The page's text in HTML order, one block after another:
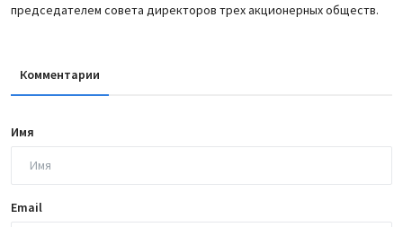
председателем совета директоров трех акционерных обществ.
Комментарии
Имя
Email